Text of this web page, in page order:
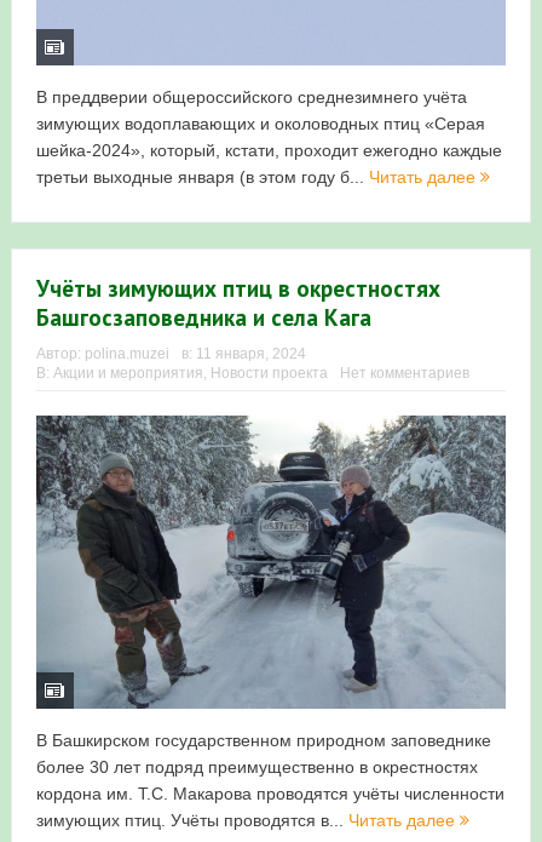
В преддверии общероссийского среднезимнего учёта
зимующих водоплавающих и околоводных птиц «Серая
шейка-2024», который, кстати, проходит ежегодно каждые
третьи выходные января (в этом году б... Читать далее
Учёты зимующих птиц в окрестностях
Башгосзаповедника и села Кага
Автор: polina.muzei в: 11 января, 2024
В: Акции и мероприятия, Новости проекта Нет комментариев
В Башкирском государственном природном заповеднике
более 30 лет подряд преимущественно в окрестностях
кордона им. Т.С. Макарова проводятся учёты численности
зимующих птиц. Учёты проводятся в... Читать далее